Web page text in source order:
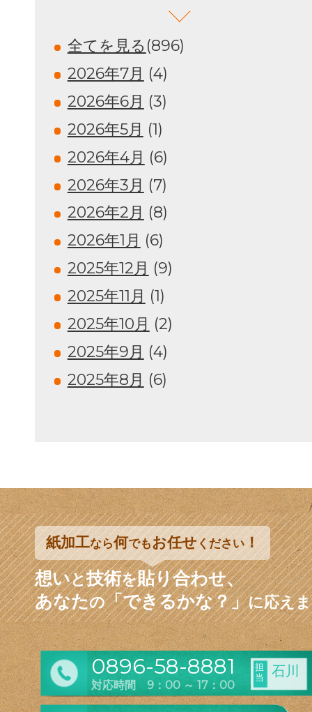
全てを見る (896)
2026年7月 (4)
2026年6月 (3)
2026年5月 (1)
2026年4月 (6)
2026年3月 (7)
2026年2月 (8)
2026年1月 (6)
2025年12月 (9)
2025年11月 (1)
2025年10月 (2)
2025年9月 (4)
2025年8月 (6)
紙加工なら何でもお任せください！
想いと技術を貼り合わせ、
あなたの「できるかな？」に応え
0896-58-8881
対応時間 9：00 ～ 17：00
担
当
石川